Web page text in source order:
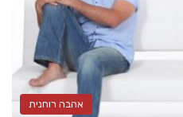
אהבה רוחנית